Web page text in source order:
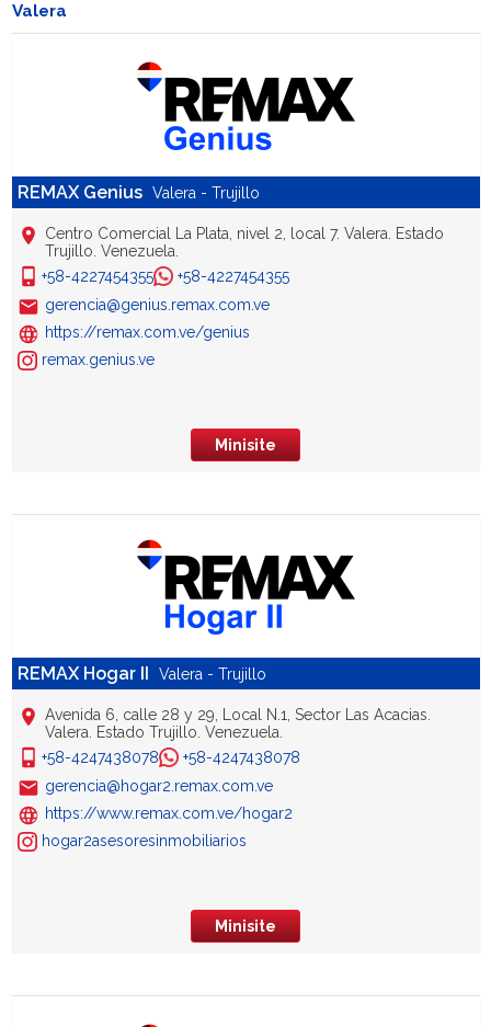
Valera
REMAX Genius Valera - Trujillo
Centro Comercial La Plata, nivel 2, local 7. Valera. Estado
Trujillo. Venezuela.
+58-4227454355
+58-4227454355
gerencia@genius.remax.com.ve
https://remax.com.ve/genius
remax.genius.ve
Minisite
REMAX Hogar II Valera - Trujillo
Avenida 6, calle 28 y 29, Local N.1, Sector Las Acacias.
Valera. Estado Trujillo. Venezuela.
+58-4247438078
+58-4247438078
gerencia@hogar2.remax.com.ve
https://www.remax.com.ve/hogar2
hogar2asesoresinmobiliarios
Minisite